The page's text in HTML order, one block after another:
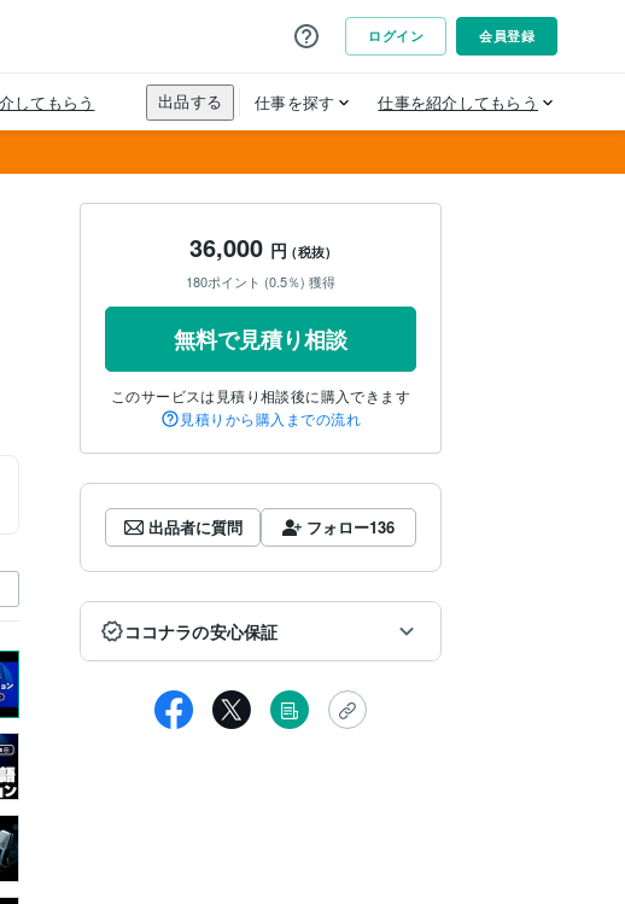
36,000 円(税抜)
180ポイント (0.5％) 獲得
無料で見積り相談
このサービスは見積り相談後に購入できます
見積りから購入までの流れ
出品者に質問 フォロー136
ココナラの安心保証